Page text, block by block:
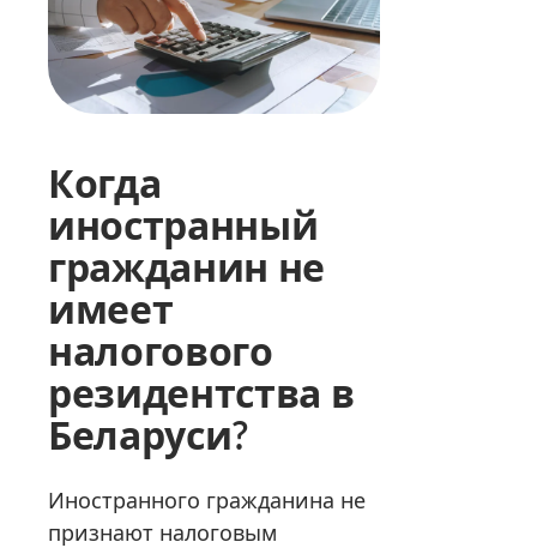
Когда
иностранный
гражданин не
имеет
налогового
резидентства в
Беларуси?
Иностранного гражданина не
признают налоговым